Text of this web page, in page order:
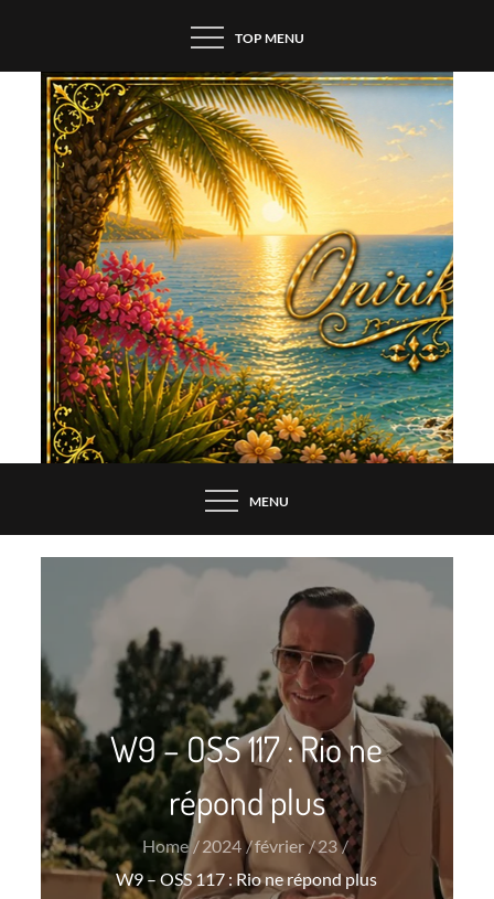
content
TOP MENU
MENU
W9 – OSS 117 : Rio ne
répond plus
Home 2024 février
23
W9 – OSS 117 : Rio ne répond plus